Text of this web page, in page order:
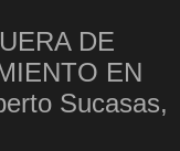
DE
EN
Sucasas,